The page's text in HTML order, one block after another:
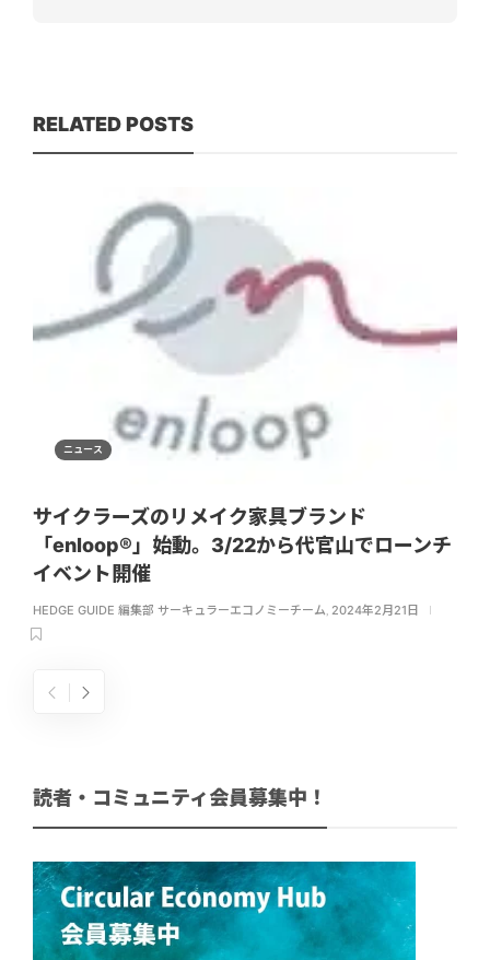
RELATED POSTS
ニュース
サイクラーズのリメイク家具ブランド
「enloop®」始動。3/22から代官山でローンチ
イベント開催
HEDGE GUIDE 編集部 サーキュラーエコノミーチーム, 2024年2月21日
読者・コミュニティ会員募集中！